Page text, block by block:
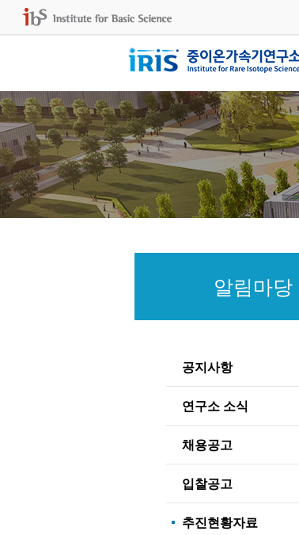
알림마당
공지사항
연구소 소식
채용공고
입찰공고
추진현황자료